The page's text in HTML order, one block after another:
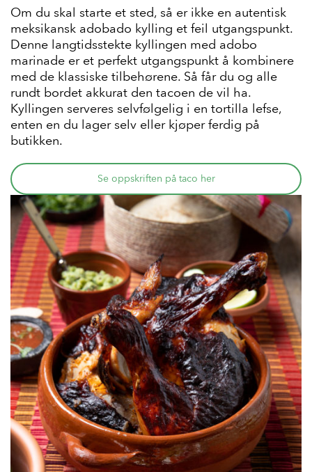
Om du skal starte et sted, så er ikke en autentisk
meksikansk adobado kylling et feil utgangspunkt.
Denne langtidsstekte kyllingen med adobo
marinade er et perfekt utgangspunkt å kombinere
med de klassiske tilbehørene. Så får du og alle
rundt bordet akkurat den tacoen de vil ha.
Kyllingen serveres selvfølgelig i en tortilla lefse,
enten en du lager selv eller kjøper ferdig på
butikken.
Se oppskriften på taco her